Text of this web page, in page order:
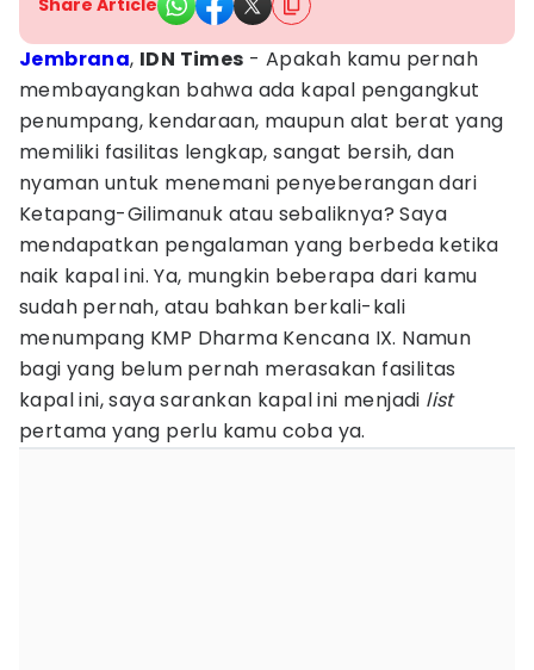
Share Article
Jembrana, IDN Times - Apakah kamu pernah
membayangkan bahwa ada kapal pengangkut
penumpang, kendaraan, maupun alat berat yang
memiliki fasilitas lengkap, sangat bersih, dan
nyaman untuk menemani penyeberangan dari
Ketapang-Gilimanuk atau sebaliknya? Saya
mendapatkan pengalaman yang berbeda ketika
naik kapal ini. Ya, mungkin beberapa dari kamu
sudah pernah, atau bahkan berkali-kali
menumpang KMP Dharma Kencana IX. Namun
bagi yang belum pernah merasakan fasilitas
kapal ini, saya sarankan kapal ini menjadi list
pertama yang perlu kamu coba ya.